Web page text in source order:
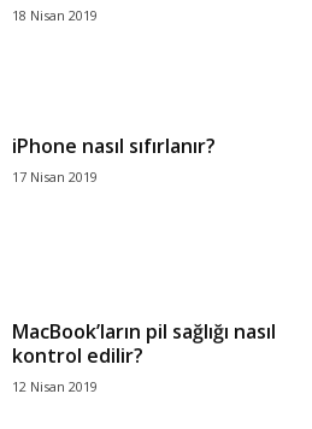
18 Nisan 2019
iPhone nasıl sıfırlanır?
17 Nisan 2019
MacBook’ların pil sağlığı nasıl
kontrol edilir?
12 Nisan 2019